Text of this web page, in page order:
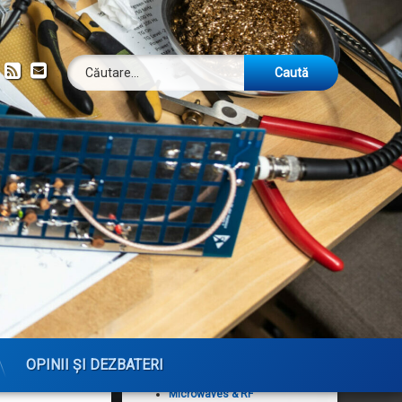
RSSEmailCaută după:
OPINII ȘI DEZBATERI
și elevi
fi
Publicații
Analog Dialogue
Arhiva revistei DUBUS
CQ — The Active Ham's
CQ DL — Das
Amateurfunkmagazin
CQ Magazine Archives
Microwaves & RF